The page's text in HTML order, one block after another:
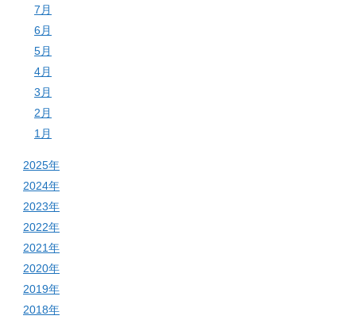
7月
6月
5月
4月
3月
2月
1月
2025年
2024年
2023年
2022年
2021年
2020年
2019年
2018年